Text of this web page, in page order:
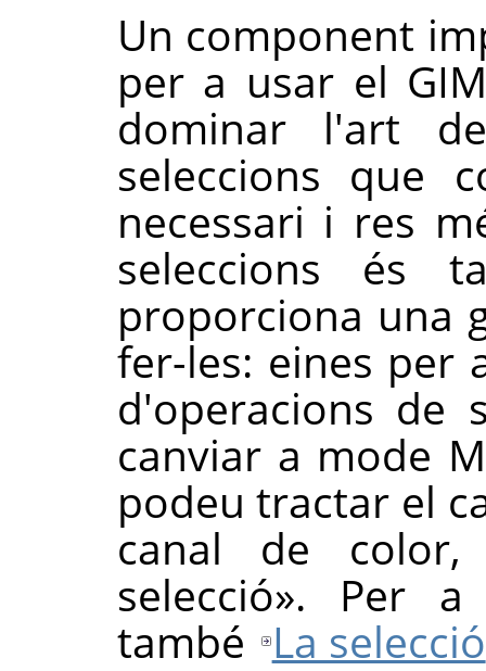
Un component
per a usar el
dominar l'art
seleccions que
necessari i res
seleccions és
proporciona una
fer-les: eines per
d'operacions de
canviar a mode
podeu tractar el
canal de
selecció». Per a
també La selecció